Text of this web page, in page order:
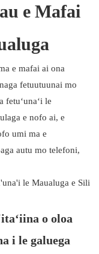
e Mafai
e mafai ai ona
fetuutuunai mo
fetuʻunaʻi le
e nofo ai, e
umi ma e
autu mo telefoni,
o oloa
i le galuega